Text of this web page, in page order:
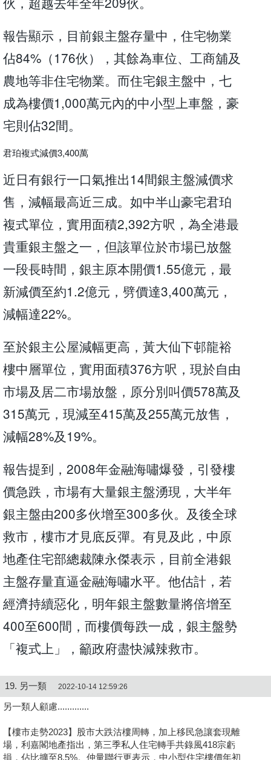
報告顯示，目前銀主盤存量中，住宅物業
佔84%（176伙），其餘為車位、工商舖及
農地等非住宅物業。而住宅銀主盤中，七
成為樓價1,000萬元內的中小型上車盤，豪
宅則佔32間。
君珀複式減價3,400萬
近日有銀行一口氣推出14間銀主盤減價求
售，減幅最高近三成。如中半山豪宅君珀
複式單位，實用面積2,392方呎，為全港最
貴重銀主盤之一，但該單位於市場已放盤
一段長時間，銀主原本開價1.55億元，最
新減價至約1.2億元，劈價達3,400萬元，
減幅達22%。
至於銀主公屋減幅更高，黃大仙下邨龍裕
樓中層單位，實用面積376方呎，現於自由
市場及居二市場放盤，原分別叫價578萬及
315萬元，現減至415萬及255萬元放售，
減幅28%及19%。
報告提到，2008年金融海嘯爆發，引發樓
價急跌，市場有大量銀主盤湧現，大半年
銀主盤由200多伙增至300多伙。及後全球
救市，樓市才見底反彈。有見及此，中原
地產住宅部總裁陳永傑表示，目前全港銀
主盤存量直逼金融海嘯水平。他估計，若
經濟持續惡化，明年銀主盤數量將倍增至
400至600間，而樓價每跌一成，銀主盤勢
「複式上」，籲政府盡快減辣救市。
19. 另一類 2022-10-14 12:59:26
另一類人顧慮.............
【樓市走勢2023】股市大跌沽樓周轉，加上移民急讓套現離
場，利嘉閣地產指出，第三季私人住宅轉手共錄風418宗虧
損，佔比擴至8.5%。仲量聯行更表示，中小型住宅樓價年初